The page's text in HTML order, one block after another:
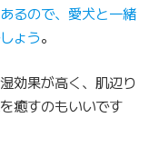
るので、愛犬と一緒
ょう。
効果が高く、肌辺り
癒すのもいいです